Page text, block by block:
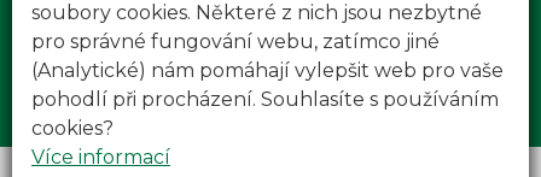
IČO: 26024021
DIČ: CZ26024021
bankovní spojení: 276545116/0300
soubory cookies. Některé z nich jsou nezbytné
pro správné fungování webu, zatímco jiné
(Analytické) nám pomáhají vylepšit web pro vaše
pohodlí při procházení. Souhlasíte s používáním
cookies?
Více informací